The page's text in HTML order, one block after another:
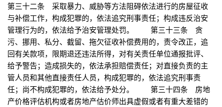
第三十二条 采取暴力、威胁等方法阻碍依法进行的房屋征收
与补偿工作，构成犯罪的，依法追究刑事责任；构成违反治安
管理行为的，依法给予治安管理处罚。 第三十三条 贪
污、挪用、私分、截留、拖欠征收补偿费用的，责令改正，追
回有关款项，限期退还违法所得，对有关责任单位通报批评、
给予警告；造成损失的，依法承担赔偿责任；对直接负责的主
管人员和其他直接责任人员，构成犯罪的，依法追究刑事责
任；尚不构成犯罪的，依法给予处分。 第三十四条 房地
产价格评估机构或者房地产估价师出具虚假或者有重大差错的